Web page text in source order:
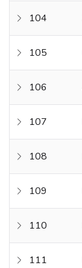
104
105
106
107
108
109
110
111